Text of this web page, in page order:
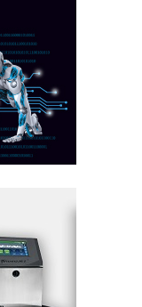
MINI-
vođena
za